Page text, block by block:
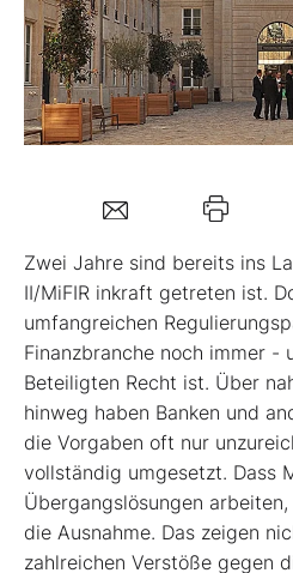
Experten
Mein B:O
Folgen Sie uns
Kontakt
Zwei Jahre sind bereits ins
II/MiFIR inkraft getreten ist.
umfangreichen
Finanzbranche noch immer -
Beteiligten Recht ist. Über
hinweg haben Banken und
die Vorgaben oft nur
vollständig umgesetzt. Dass
Übergangslösungen
die Ausnahme. Das zeigen
zahlreichen Verstöße gegen